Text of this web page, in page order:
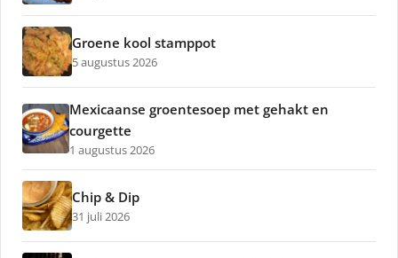
Groene kool stamppot
5 augustus 2026
Mexicaanse groentesoep met gehakt en
courgette
1 augustus 2026
Chip & Dip
31 juli 2026